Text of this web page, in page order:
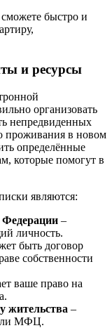
быстро и
и ресурсы
организовать
непредвиденных
проживания в новом
определённые
которые помогут в
являются:
Федерации –
личность.
быть договор
собственности
ваше право на
жительства –
МФЦ.